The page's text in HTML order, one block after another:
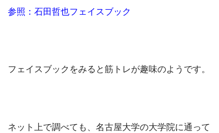
参照：石田哲也フェイスブック
フェイスブックをみると筋トレが趣味のようです。
ネット上で調べても、名古屋大学の大学院に通って